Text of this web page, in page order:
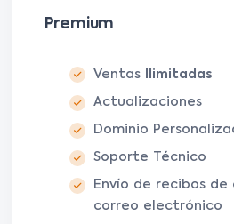
Premium
Ventas Ilimitadas
Actualizaciones
Dominio
Soporte Técnico
Envío de recibos de
correo electrónico